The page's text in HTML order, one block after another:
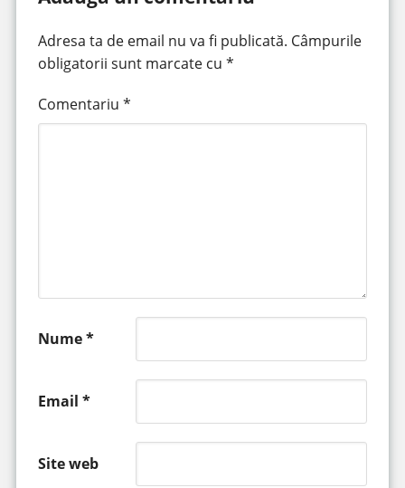
Adresa ta de email nu va fi publicată. Câmpurile
obligatorii sunt marcate cu *
Comentariu *
Nume*
Email *
Site web